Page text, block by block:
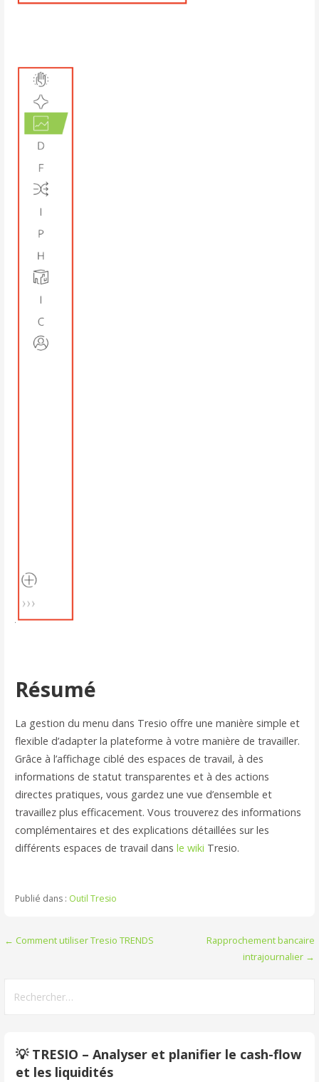
Résumé
La gestion du menu dans Tresio offre une manière simple et
flexible d’adapter la plateforme à votre manière de travailler.
Grâce à l’affichage ciblé des espaces de travail, à des
informations de statut transparentes et à des actions
directes pratiques, vous gardez une vue d’ensemble et
travaillez plus efficacement. Vous trouverez des informations
complémentaires et des explications détaillées sur les
différents espaces de travail dans le wiki Tresio.
Publié dans : Outil Tresio
Navigation
l’article
← Comment utiliser Tresio TRENDS
Rapprochement bancaire
intrajournalier →
💡 TRESIO – Analyser et planifier le cash-flow
et les liquidités